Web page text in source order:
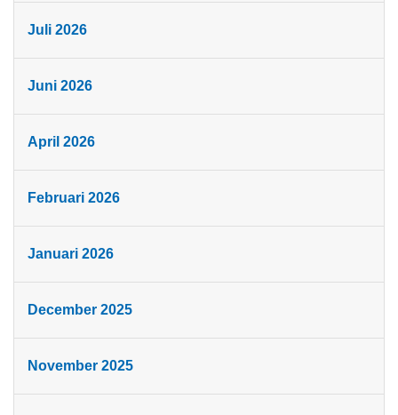
Juli 2026
Juni 2026
April 2026
Februari 2026
Januari 2026
December 2025
November 2025